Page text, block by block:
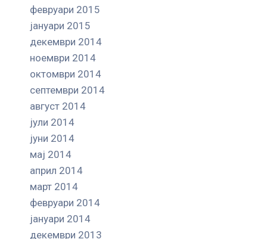
февруари 2015
јануари 2015
декември 2014
ноември 2014
октомври 2014
септември 2014
август 2014
јули 2014
јуни 2014
мај 2014
април 2014
март 2014
февруари 2014
јануари 2014
декември 2013